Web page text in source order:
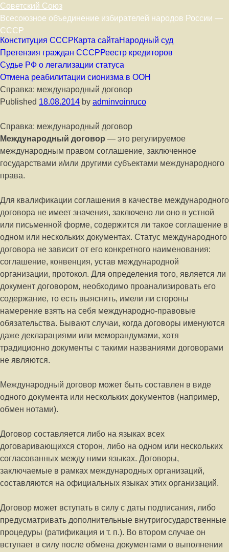
Советский Союз
Всесоюзное объединение избирателей народов России —
СССР
Skip to content
Конституция СССРКарта сайтаНародный суд
Претензия граждан СССРРеестр кредиторов
Судье РФ о легализации статуса
Отмена реабилитации сионизма в ООН
Справка: международный договор
Published 18.08.2014 by adminvoinruco
Справка: международный договор
Международный договор — это регулируемое
международным правом соглашение, заключенное
государствами и/или другими субъектами международного
права.
Для квалификации соглашения в качестве международного
договора не имеет значения, заключено ли оно в устной
или письменной форме, содержится ли такое соглашение в
одном или нескольких документах. Статус международного
договора не зависит от его конкретного наименования:
соглашение, конвенция, устав международной
организации, протокол. Для определения того, является ли
документ договором, необходимо проанализировать его
содержание, то есть выяснить, имели ли стороны
намерение взять на себя международно-правовые
обязательства. Бывают случаи, когда договоры именуются
даже декларациями или меморандумами, хотя
традиционно документы с такими названиями договорами
не являются.
Международный договор может быть составлен в виде
одного документа или нескольких документов (например,
обмен нотами).
Договор составляется либо на языках всех
договаривающихся сторон, либо на одном или нескольких
согласованных между ними языках. Договоры,
заключаемые в рамках международных организаций,
составляются на официальных языках этих организаций.
Договор может вступать в силу с даты подписания, либо
предусматривать дополнительные внутригосударственные
процедуры (ратификация и т. п.). Во втором случае он
вступает в силу после обмена документами о выполнении